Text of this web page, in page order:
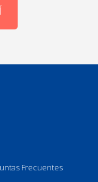
Frecuentes